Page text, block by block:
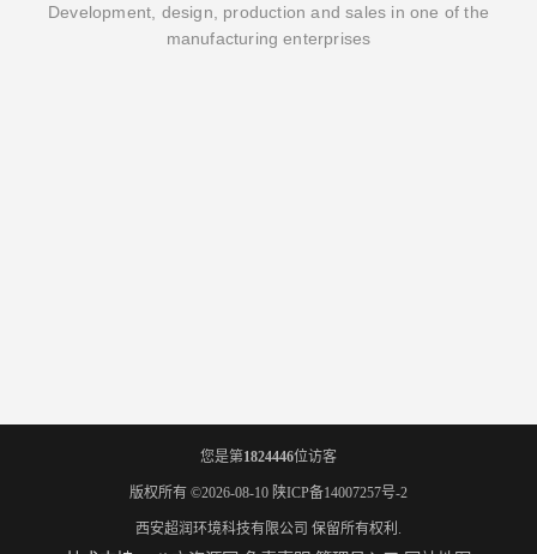
Development, design, production and sales in one of the
manufacturing enterprises
您是第1824446位访客
版权所有 ©2026-08-10 陕ICP备14007257号-2
西安超润环境科技有限公司 保留所有权利.